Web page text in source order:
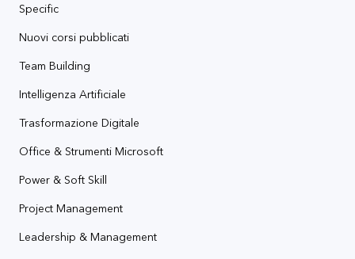
Specific
Nuovi corsi pubblicati
Team Building
Intelligenza Artificiale
Trasformazione Digitale
Office & Strumenti Microsoft
Power & Soft Skill
Project Management
Leadership & Management